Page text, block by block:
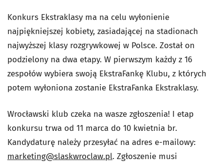
Konkurs Ekstraklasy ma na celu wyłonienie
najpiękniejszej kobiety, zasiadającej na stadionach
najwyższej klasy rozgrywkowej w Polsce. Został on
podzielony na dwa etapy. W pierwszym każdy z 16
zespołów wybiera swoją EkstraFankę Klubu, z których
potem wyłoniona zostanie EkstraFanka Ekstraklasy.
Wrocławski klub czeka na wasze zgłoszenia! I etap
konkursu trwa od 11 marca do 10 kwietnia br.
Kandydaturę należy przesyłać na adres e-mailowy:
marketing@slaskwroclaw.pl. Zgłoszenie musi